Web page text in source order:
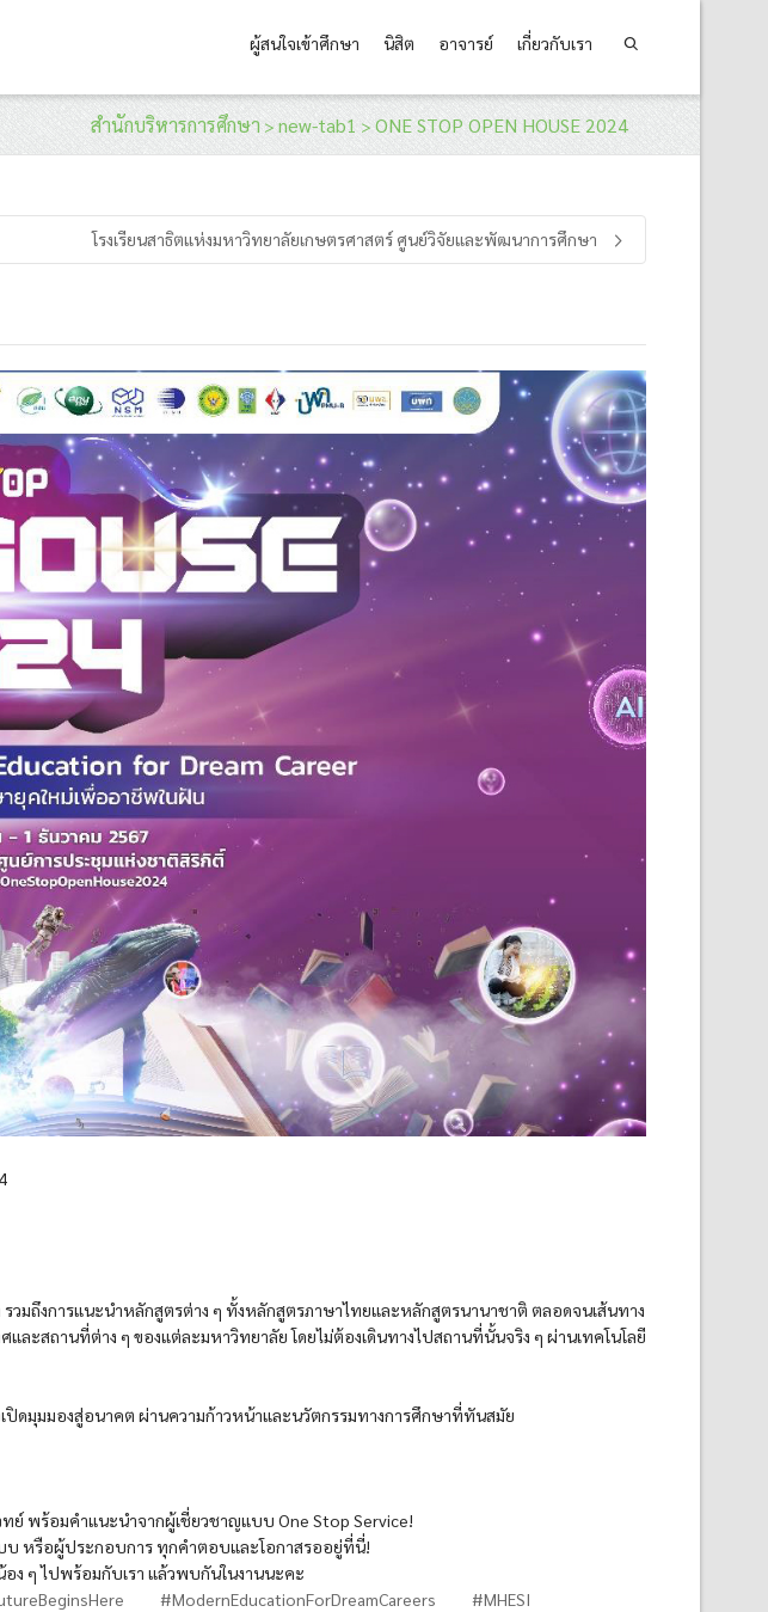
ผู้สนใจเข้าศึกษา นิสิต อาจารย์ เกี่ยวกับเรา
สำนักบริหารการศึกษา > new-tab1 > ONE STOP OPEN HOUSE 2024
โรงเรียนสาธิตแห่งมหาวิทยาลัยเกษตรศาสตร์ ศูนย์วิจัยและพัฒนาการศึกษา
มถึงการแนะนำหลักสูตรต่าง ๆ ทั้งหลักสูตรภาษาไทยและหลักสูตรนานาชาติ ตลอดจนเส้นทาง
ะสถานที่ต่าง ๆ ของแต่ละมหาวิทยาลัย โดยไม่ต้องเดินทางไปสถานที่นั้นจริง ๆ ผ่านเทคโนโลยี
ปิดมุมมองสู่อนาคต ผ่านความก้าวหน้าและนวัตกรรมทางการศึกษาที่ทันสมัย
พร้อมคำแนะนำจากผู้เชี่ยวชาญแบบ One Stop Service!
หรือผู้ประกอบการ ทุกคำตอบและโอกาสรออยู่ที่นี่!
ง ๆ ไปพร้อมกับเรา แล้วพบกันในงานนะคะ
#ModernEducationForDreamCareers
#MHESI